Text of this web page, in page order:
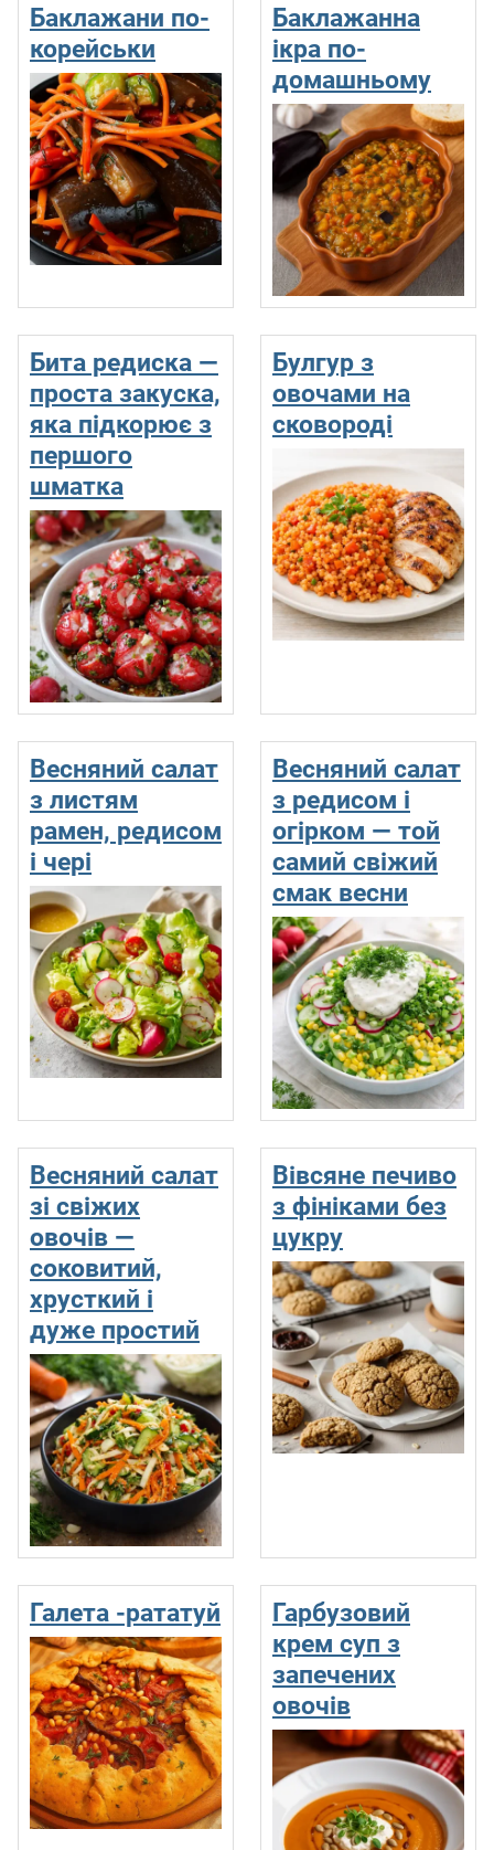
Баклажани по-
корейськи
Баклажанна
ікра по-
домашньому
Бита редиска —
проста закуска,
яка підкорює з
першого
шматка
Булгур з
овочами на
сковороді
Весняний салат
з листям
рамен, редисом
і чері
Весняний салат
з редисом і
огірком — той
самий свіжий
смак весни
Весняний салат
зі свіжих
овочів —
соковитий,
хрусткий і
дуже простий
Вівсяне печиво
з фініками без
цукру
Галета -рататуй
Гарбузовий
крем суп з
запечених
овочів